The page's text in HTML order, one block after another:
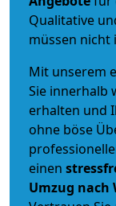
Qualitative
müssen nicht
Mit unserem
Sie innerhalb
erhalten und
ohne böse
einen
Umzug nach